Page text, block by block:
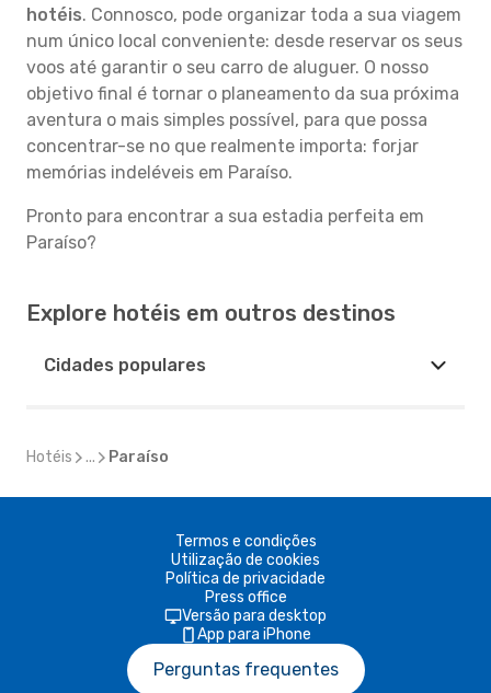
hotéis. Connosco, pode organizar toda a sua viagem
num único local conveniente: desde reservar os seus
voos até garantir o seu carro de aluguer. O nosso
objetivo final é tornar o planeamento da sua próxima
aventura o mais simples possível, para que possa
concentrar-se no que realmente importa: forjar
memórias indeléveis em Paraíso.
Pronto para encontrar a sua estadia perfeita em
Paraíso?
Explore hotéis em outros destinos
Cidades populares
Hotéis ... Paraíso
Termos e condições
Utilização de cookies
Política de privacidade
Press office
Versão para desktop
App para iPhone
Perguntas frequentes